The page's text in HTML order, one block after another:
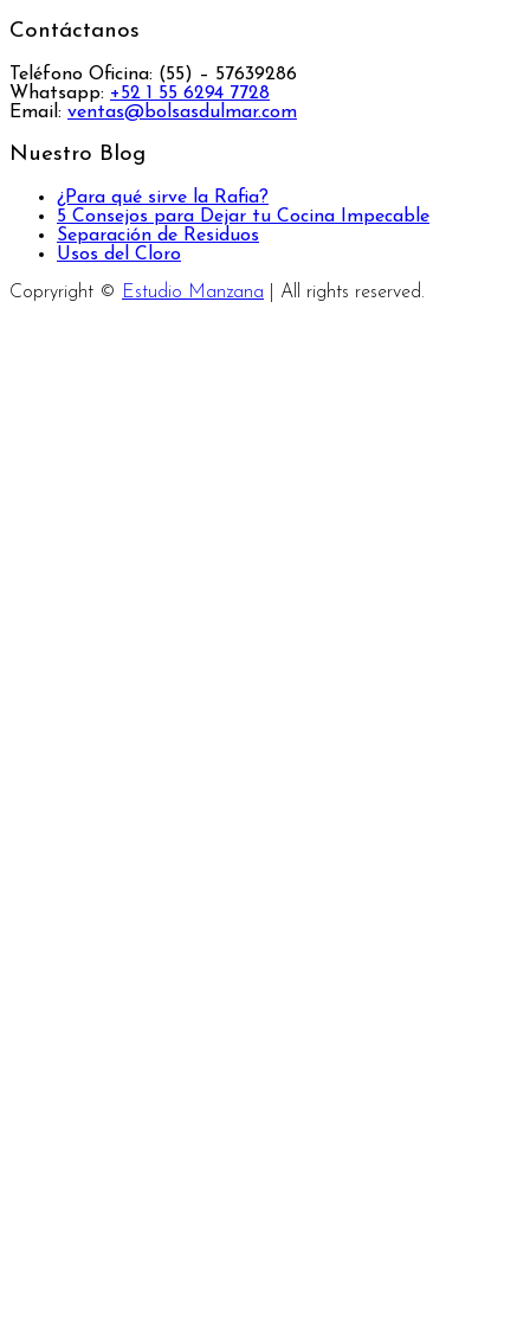
Contáctanos
Teléfono Oficina: (55) – 57639286
Whatsapp: +52 1 55 6294 7728
Email: ventas@bolsasdulmar.com
Nuestro Blog
¿Para qué sirve la Rafia?
5 Consejos para Dejar tu Cocina Impecable
Separación de Residuos
Usos del Cloro
Copryright © Estudio Manzana | All rights reserved.